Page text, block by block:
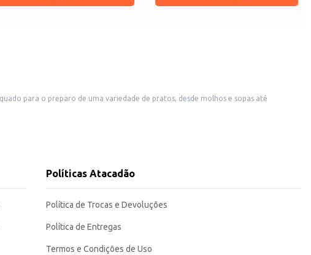
Políticas Atacadão
Política de Trocas e Devoluções
Política de Entregas
Termos e Condições de Uso